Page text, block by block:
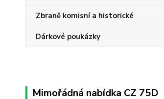
Zbraně komisní a historické
Dárkové poukázky
Mimořádná nabídka CZ 75D